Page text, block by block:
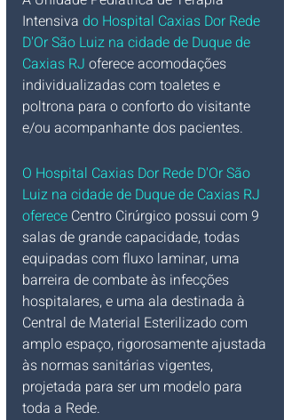
Intensiva do Hospital Caxias Dor Rede
D'Or São Luiz na cidade de Duque de
Caxias RJ oferece acomodações
individualizadas com toaletes e
poltrona para o conforto do visitante
e/ou acompanhante dos pacientes.
O Hospital Caxias Dor Rede D'Or São
Luiz na cidade de Duque de Caxias RJ
oferece Centro Cirúrgico possui com 9
salas de grande capacidade, todas
equipadas com fluxo laminar, uma
barreira de combate às infecções
hospitalares, e uma ala destinada à
Central de Material Esterilizado com
amplo espaço, rigorosamente ajustada
às normas sanitárias vigentes,
projetada para ser um modelo para
toda a Rede.